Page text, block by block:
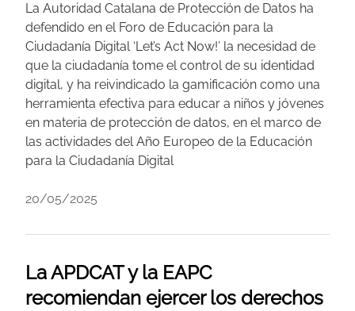
La Autoridad Catalana de Protección de Datos ha
defendido en el Foro de Educación para la
Ciudadanía Digital ‘Let’s Act Now!’ la necesidad de
que la ciudadanía tome el control de su identidad
digital, y ha reivindicado la gamificación como una
herramienta efectiva para educar a niños y jóvenes
en materia de protección de datos, en el marco de
las actividades del Año Europeo de la Educación
para la Ciudadanía Digital
20/05/2025
La APDCAT y la EAPC
recomiendan ejercer los derechos